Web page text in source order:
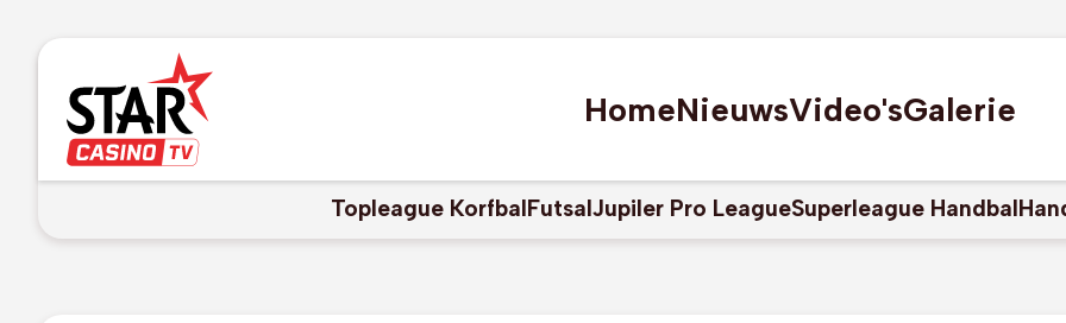
HomeNieuwsVideo'sGalerie
Topleague KorfbalFutsalJupiler Pro LeagueSuperleague Handbal